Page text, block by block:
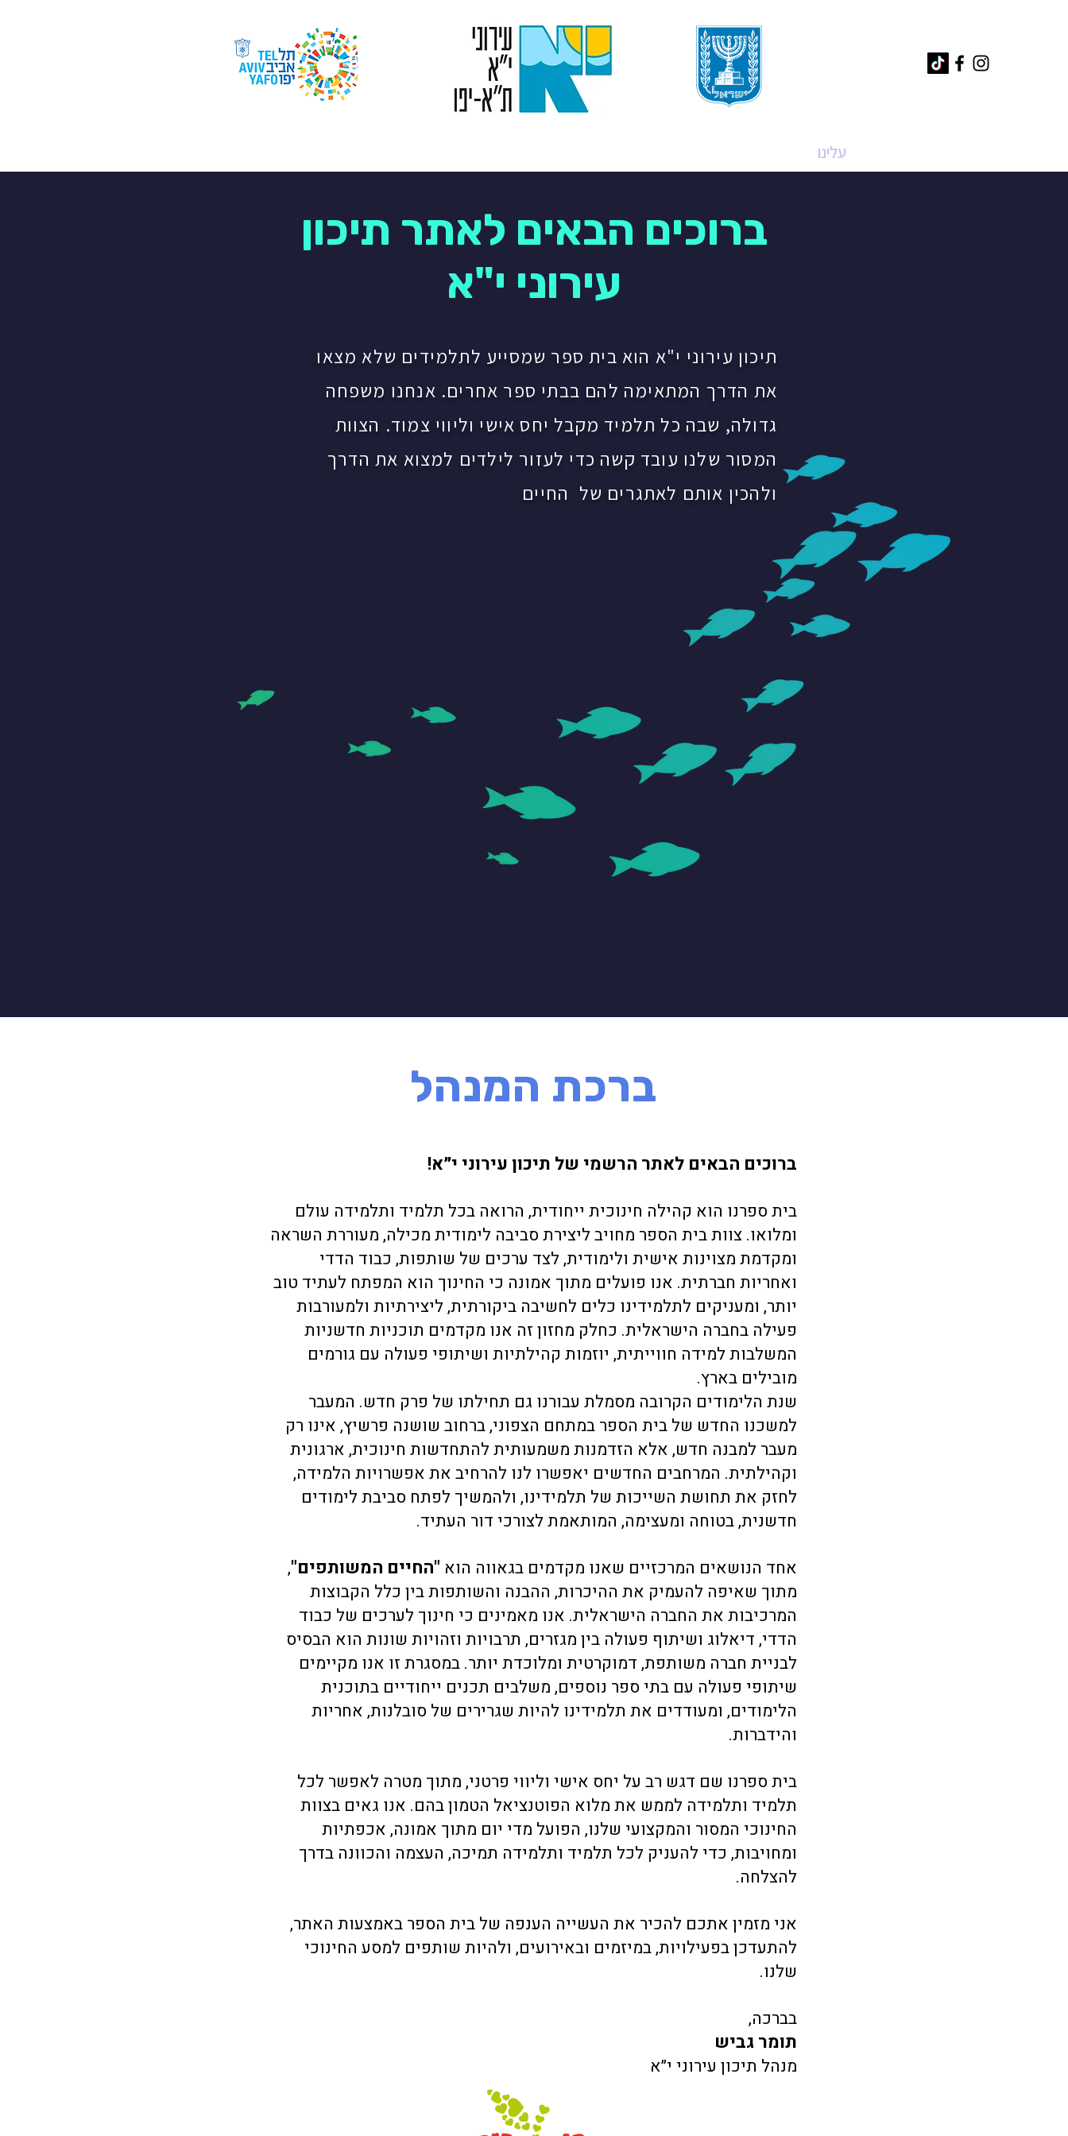
עלינו
ברוכים הבאים לאתר תיכון
עירוני י"א
תיכון עירוני י"א הוא בית ספר שמסייע לתלמידים שלא מצאו
את הדרך המתאימה להם בבתי ספר אחרים. אנחנו משפחה
גדולה, שבה כל תלמיד מקבל יחס אישי וליווי צמוד. הצוות
המסור שלנו עובד קשה כדי לעזור לילדים למצוא את הדרך
ולהכין אותם לאתגרים של החיים
ברכת המנהל
ברוכים הבאים לאתר הרשמי של תיכון עירוני י״א!
בית ספרנו הוא קהילה חינוכית ייחודית, הרואה בכל תלמיד ותלמידה עולם
ומלואו. צוות בית הספר מחויב ליצירת סביבה לימודית מכילה, מעוררת השראה
ומקדמת מצוינות אישית ולימודית, לצד ערכים של שותפות, כבוד הדדי
ואחריות חברתית. אנו פועלים מתוך אמונה כי החינוך הוא המפתח לעתיד טוב
יותר, ומעניקים לתלמידינו כלים לחשיבה ביקורתית, ליצירתיות ולמעורבות
פעילה בחברה הישראלית. כחלק מחזון זה אנו מקדמים תוכניות חדשניות
המשלבות למידה חווייתית, יוזמות קהילתיות ושיתופי פעולה עם גורמים
מובילים בארץ.
שנת הלימודים הקרובה מסמלת עבורנו גם תחילתו של פרק חדש. המעבר
למשכנו החדש של בית הספר במתחם הצפוני, ברחוב שושנה פרשיץ, אינו רק
מעבר למבנה חדש, אלא הזדמנות משמעותית להתחדשות חינוכית, ארגונית
וקהילתית. המרחבים החדשים יאפשרו לנו להרחיב את אפשרויות הלמידה,
לחזק את תחושת השייכות של תלמידינו, ולהמשיך לפתח סביבת לימודים
חדשנית, בטוחה ומעצימה, המותאמת לצורכי דור העתיד.
אחד הנושאים המרכזיים שאנו מקדמים בגאווה הוא "החיים המשותפים",
מתוך שאיפה להעמיק את ההיכרות, ההבנה והשותפות בין כלל הקבוצות
המרכיבות את החברה הישראלית. אנו מאמינים כי חינוך לערכים של כבוד
הדדי, דיאלוג ושיתוף פעולה בין מגזרים, תרבויות וזהויות שונות הוא הבסיס
לבניית חברה משותפת, דמוקרטית ומלוכדת יותר. במסגרת זו אנו מקיימים
שיתופי פעולה עם בתי ספר נוספים, משלבים תכנים ייחודיים בתוכנית
הלימודים, ומעודדים את תלמידינו להיות שגרירים של סובלנות, אחריות
והידברות.
בית ספרנו שם דגש רב על יחס אישי וליווי פרטני, מתוך מטרה לאפשר לכל
תלמיד ותלמידה לממש את מלוא הפוטנציאל הטמון בהם. אנו גאים בצוות
החינוכי המסור והמקצועי שלנו, הפועל מדי יום מתוך אמונה, אכפתיות
ומחויבות, כדי להעניק לכל תלמיד ותלמידה תמיכה, העצמה והכוונה בדרך
להצלחה.
אני מזמין אתכם להכיר את העשייה הענפה של בית הספר באמצעות האתר,
להתעדכן בפעילויות, במיזמים ובאירועים, ולהיות שותפים למסע החינוכי
שלנו.
בברכה,
תומר גביש
מנהל תיכון עירוני י״א